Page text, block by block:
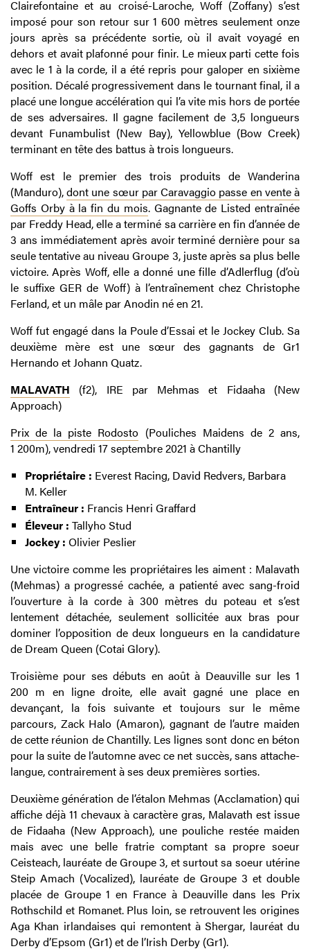
Clairefontaine et au croisé-Laroche, Woff (Zoffany) s’est
imposé pour son retour sur 1 600 mètres seulement onze
jours après sa précédente sortie, où il avait voyagé en
dehors et avait plafonné pour finir. Le mieux parti cette fois
avec le 1 à la corde, il a été repris pour galoper en sixième
position. Décalé progressivement dans le tournant final, il a
placé une longue accélération qui l’a vite mis hors de portée
de ses adversaires. Il gagne facilement de 3,5 longueurs
devant Funambulist (New Bay), Yellowblue (Bow Creek)
terminant en tête des battus à trois longueurs.
Woff est le premier des trois produits de Wanderina
(Manduro),dont une sœur par Caravaggio passe en vente à
Goffs Orby à la fin du mois. Gagnante de Listed entraînée
par Freddy Head, elle a terminé sa carrière en fin d’année de
3 ans immédiatement après avoir terminé dernière pour sa
seule tentative au niveau Groupe 3, juste après sa plus belle
victoire. Après Woff, elle a donné une fille d’Adlerflug (d’où
le suffixe GER de Woff) à l’entraînement chez Christophe
Ferland, et un mâle par Anodin né en 21.
Woff fut engagé dans la Poule d’Essai et le Jockey Club. Sa
deuxième mère est une sœur des gagnants de Gr1
Hernando et Johann Quatz.
MALAVATH (f2), IRE par Mehmas et Fidaaha (New
Approach)
Prix de la piste Rodosto (Pouliches Maidens de 2 ans,
1 200m), vendredi 17 septembre 2021 à Chantilly
Propriétaire : Everest Racing, David Redvers, Barbara
M. Keller
Entraîneur : Francis Henri Graffard
Éleveur : Tallyho Stud
Jockey : Olivier Peslier
Une victoire comme les propriétaires les aiment : Malavath
(Mehmas) a progressé cachée, a patienté avec sang-froid
l’ouverture à la corde à 300 mètres du poteau et s’est
lentement détachée, seulement sollicitée aux bras pour
dominer l’opposition de deux longueurs en la candidature
de Dream Queen (Cotai Glory).
Troisième pour ses débuts en août à Deauville sur les 1
200 m en ligne droite, elle avait gagné une place en
devançant, la fois suivante et toujours sur le même
parcours, Zack Halo (Amaron), gagnant de l’autre maiden
de cette réunion de Chantilly. Les lignes sont donc en béton
pour la suite de l’automne avec ce net succès, sans attache-
langue, contrairement à ses deux premières sorties.
Deuxième génération de l’étalon Mehmas (Acclamation) qui
affiche déjà 11 chevaux à caractère gras, Malavath est issue
de Fidaaha (New Approach), une pouliche restée maiden
mais avec une belle fratrie comptant sa propre soeur
Ceisteach, lauréate de Groupe 3, et surtout sa soeur utérine
Steip Amach (Vocalized), lauréate de Groupe 3 et double
placée de Groupe 1 en France à Deauville dans les Prix
Rothschild et Romanet. Plus loin, se retrouvent les origines
Aga Khan irlandaises qui remontent à Shergar, lauréat du
Derby d’Epsom (Gr1) et de l’Irish Derby (Gr1).